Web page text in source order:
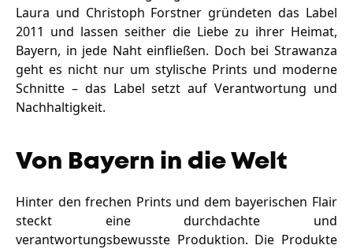
Zeit fürs Oberland
Laura und Christoph Forstner gründeten das Label
2011 und lassen seither die Liebe zu ihrer Heimat,
Bayern, in jede Naht einfließen. Doch bei Strawanza
geht es nicht nur um stylische Prints und moderne
Schnitte – das Label setzt auf Verantwortung und
Nachhaltigkeit.
Von Bayern in die Welt
Hinter den frechen Prints und dem bayerischen Flair
steckt eine durchdachte und
verantwortungsbewusste Produktion. Die Produkte